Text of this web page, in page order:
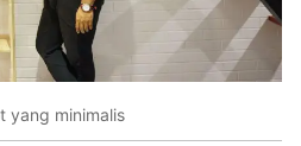
yang minimalis